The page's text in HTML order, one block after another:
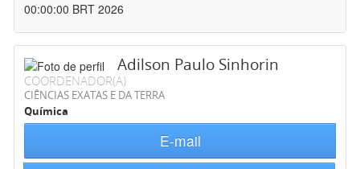
00:00:00 BRT 2026
Adilson Paulo Sinhorin
COORDENADOR(A)
CIÊNCIAS EXATAS E DA TERRA
Química
E-mail